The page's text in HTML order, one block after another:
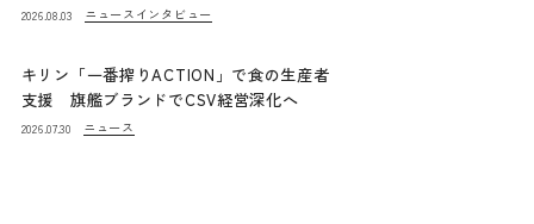
2026.08.03 ニュース インタビュー
キリン「一番搾りACTION」で食の生産者
支援 旗艦ブランドでCSV経営深化へ
2026.07.30 ニュース